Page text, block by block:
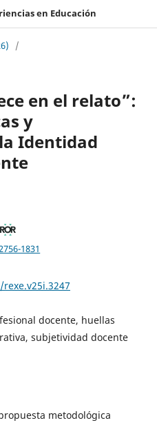
en Educación
/
en el relato”:
y
Identidad
1831
docente, huellas
subjetividad docente
metodológica